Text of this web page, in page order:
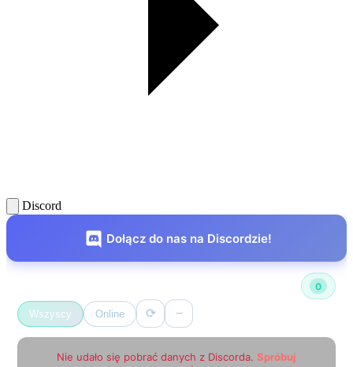
Discord
Dołącz do nas na Discordzie!
0
Wszyscy Online ⟳ −
Nie udało się pobrać danych z Discorda. Spróbuj